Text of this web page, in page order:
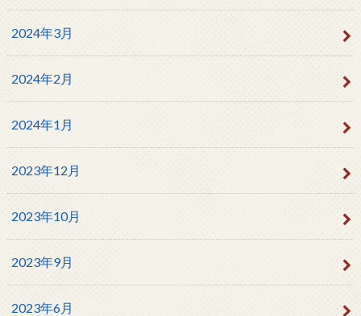
2024年3月
2024年2月
2024年1月
2023年12月
2023年10月
2023年9月
2023年6月